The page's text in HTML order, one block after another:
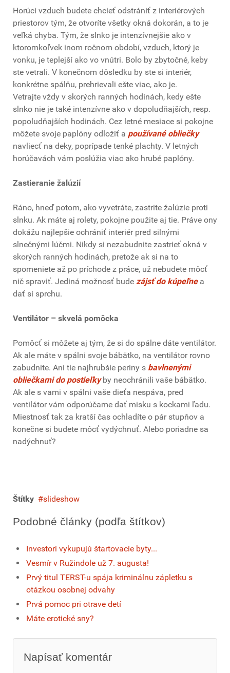
Horúci vzduch budete chcieť odstrániť z interiérových
priestorov tým, že otvoríte všetky okná dokorán, a to je
veľká chyba. Tým, že slnko je intenzívnejšie ako v
ktoromkoľvek inom ročnom období, vzduch, ktorý je
vonku, je teplejší ako vo vnútri. Bolo by zbytočné, keby
ste vetrali. V konečnom dôsledku by ste si interiér,
konkrétne spálňu, prehrievali ešte viac, ako je.
Vetrajte vždy v skorých ranných hodinách, kedy ešte
slnko nie je také intenzívne ako v dopoludňajších, resp.
popoludňajších hodinách. Cez letné mesiace si pokojne
môžete svoje paplóny odložiť a používané obliečky
navliecť na deky, poprípade tenké plachty. V letných
horúčavách vám poslúžia viac ako hrubé paplóny.
Zastieranie žalúzií
Ráno, hneď potom, ako vyvetráte, zastrite žalúzie proti
slnku. Ak máte aj rolety, pokojne použite aj tie. Práve ony
dokážu najlepšie ochrániť interiér pred silnými
slnečnými lúčmi. Nikdy si nezabudnite zastrieť okná v
skorých ranných hodinách, pretože ak si na to
spomeniete až po príchode z práce, už nebudete môcť
nič spraviť. Jediná možnosť bude zájsť do kúpeľnea
dať si sprchu.
Ventilátor – skvelá pomôcka
Pomôcť si môžete aj tým, že si do spálne dáte ventilátor.
Ak ale máte v spálni svoje bábätko, na ventilátor rovno
zabudnite. Ani tie najhrubšie periny s bavlnenými
obliečkami do postieľkyby neochránili vaše bábätko.
Ak ale s vami v spálni vaše dieťa nespáva, pred
ventilátor vám odporúčame dať misku s kockami ľadu.
Miestnosť tak za kratší čas ochladíte o pár stupňov a
konečne si budete môcť vydýchnuť. Alebo poriadne sa
nadýchnuť?
Štítky slideshow
Podobné články (podľa štítkov)
Investori vykupujú štartovacie byty...
Vesmír v Ružindole už 7. augusta!
Prvý titul TERST-u spája kriminálnu zápletku s
otázkou osobnej odvahy
Prvá pomoc pri otrave detí
Máte erotické sny?
Napísať komentár